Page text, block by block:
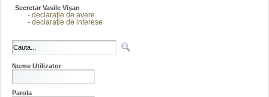
Secretar Vasile Vişan
- declaraţie de avere
- declaraţie de interese
Nume Utilizator
Parola